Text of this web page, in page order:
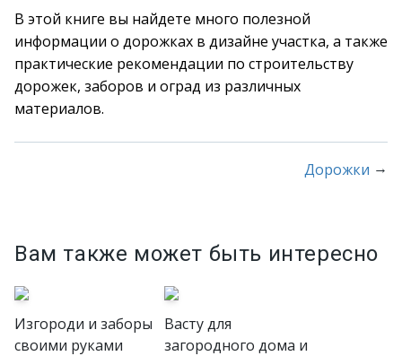
В этой книге вы найдете много полезной
информации о дорожках в дизайне участка, а также
практические рекомендации по строительству
дорожек, заборов и оград из различных
материалов.
Дорожки →
Вам также может быть интересно
Изгороди и заборы
своими руками
Васту для
загородного дома и